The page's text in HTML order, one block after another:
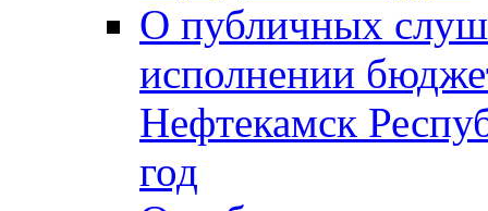
О публичных
исполнении
Нефтекамск
год